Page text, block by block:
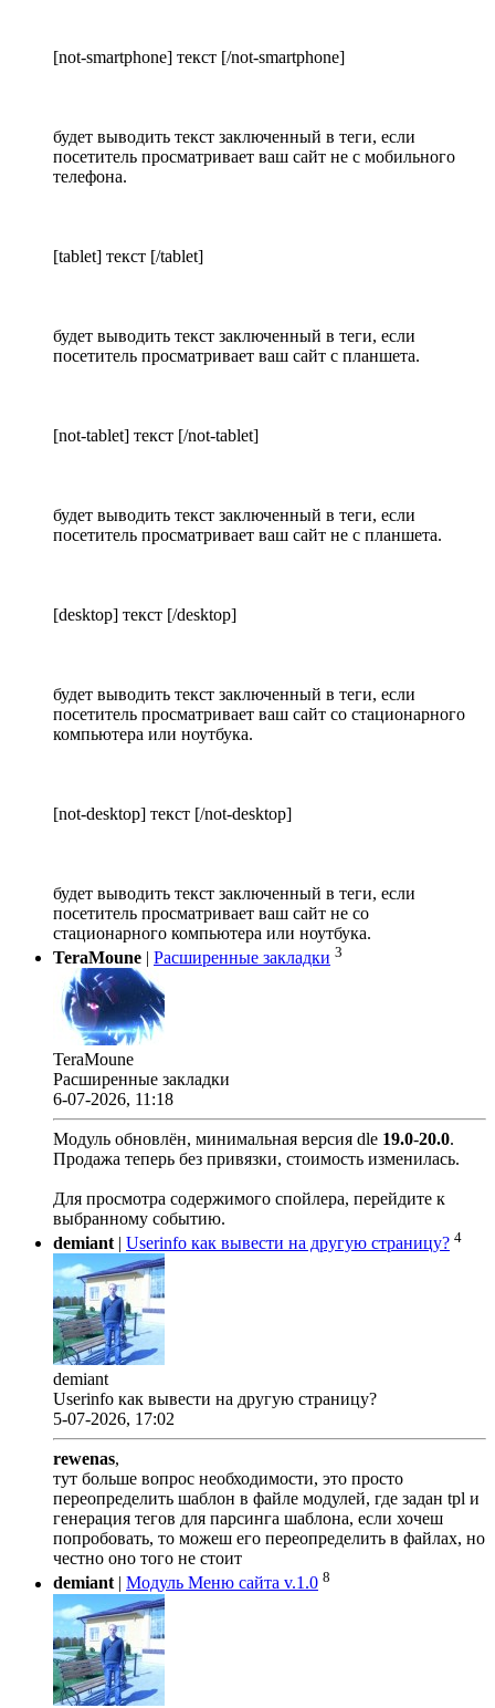
[not-smartphone] текст [/not-smartphone]
будет выводить текст заключенный в теги, если
посетитель просматривает ваш сайт не с мобильного
телефона.
[tablet] текст [/tablet]
будет выводить текст заключенный в теги, если
посетитель просматривает ваш сайт с планшета.
[not-tablet] текст [/not-tablet]
будет выводить текст заключенный в теги, если
посетитель просматривает ваш сайт не с планшета.
[desktop] текст [/desktop]
будет выводить текст заключенный в теги, если
посетитель просматривает ваш сайт со стационарного
компьютера или ноутбука.
[not-desktop] текст [/not-desktop]
будет выводить текст заключенный в теги, если
посетитель просматривает ваш сайт не со
стационарного компьютера или ноутбука.
TeraMoune | Расширенные закладки 3
TeraMoune
Расширенные закладки
6-07-2026, 11:18
Модуль обновлён, минимальная версия dle 19.0-20.0.
Продажа теперь без привязки, стоимость изменилась.
Для просмотра содержимого спойлера, перейдите к
выбранному событию.
demiant | Userinfo как вывести на другую страницу? 4
demiant
Userinfo как вывести на другую страницу?
5-07-2026, 17:02
rewenas,
тут больше вопрос необходимости, это просто
переопределить шаблон в файле модулей, где задан tpl и
генерация тегов для парсинга шаблона, если хочеш
попробовать, то можеш его переопределить в файлах, но
честно оно того не стоит
demiant| Модуль Меню сайта v.1.0 8